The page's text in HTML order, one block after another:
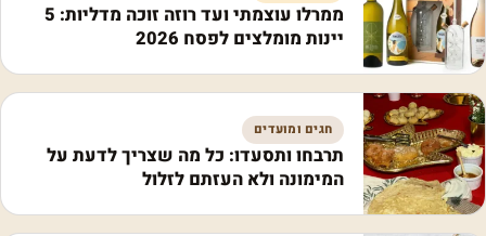
ממרלו עוצמתי ועד רוזה זוכה מדליות: 5
יינות מומלצים לפסח 2026
חגים ומועדים
תרבחו ותסעדו: כל מה שצריך לדעת על
המימונה ולא העזתם לזלול